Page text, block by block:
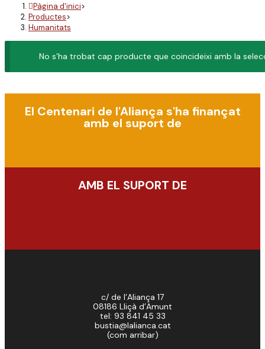
Pàgina d'inici>
Productes>
Humanitats
No s'ha trobat cap producte que coincideixi amb la
El Centenari de l'Aliança s'ha finançat
amb el suport de
AMB EL SUPORT DE
c/ de l’Aliança 17
08186 Lliçà d’Amunt
tel: 93 841 45 33
bustia@lalianca.cat
(com arribar)